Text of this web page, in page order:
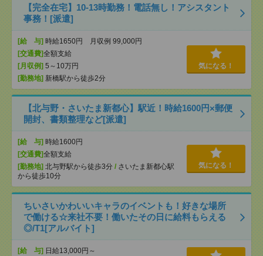
【完全在宅】10-13時勤務！電話無し！アシスタント
事務！[派遣]
[給 与] 時給1650円 月収例 99,000円
[交通費]全額支給
[月収例] 5～10万円
[勤務地] 新橋駅から徒歩2分
気になる！
【北与野・さいたま新都心】駅近！時給1600円×郵便
開封、書類整理など[派遣]
[給 与] 時給1600円
[交通費]全額支給
[勤務地] 北与野駅から徒歩3分 / さいたま新都心駅
から徒歩10分
気になる！
ちいさいかわいいキャラのイベントも！好きな場所
で働ける☆来社不要！働いたその日に給料もらえる
◎/T1[アルバイト]
[給 与] 日給13,000円～